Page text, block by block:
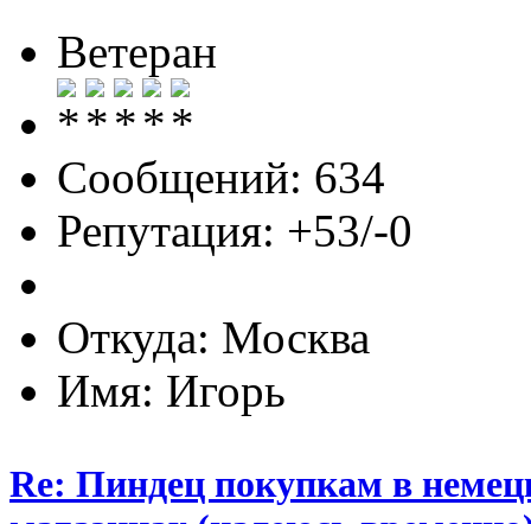
Ветеран
Сообщений: 634
Репутация: +53/-0
Откуда: Москва
Имя: Игорь
Re: Пиндец покупкам в